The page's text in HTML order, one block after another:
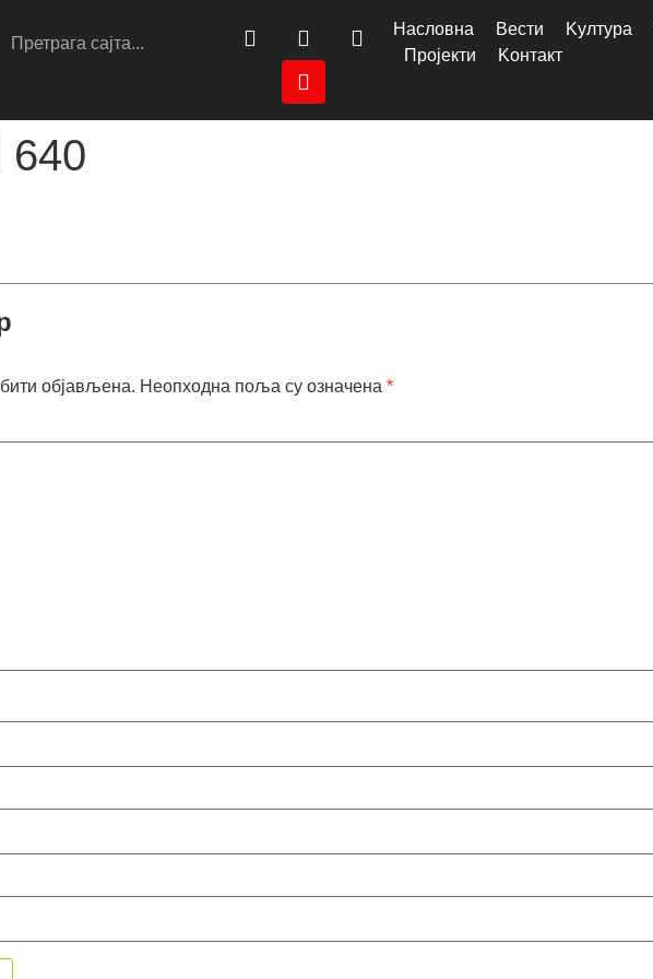
Насловна Вести Kултура
Пројекти
Kонтакт
640
објављена. Неопходна поља су означена *